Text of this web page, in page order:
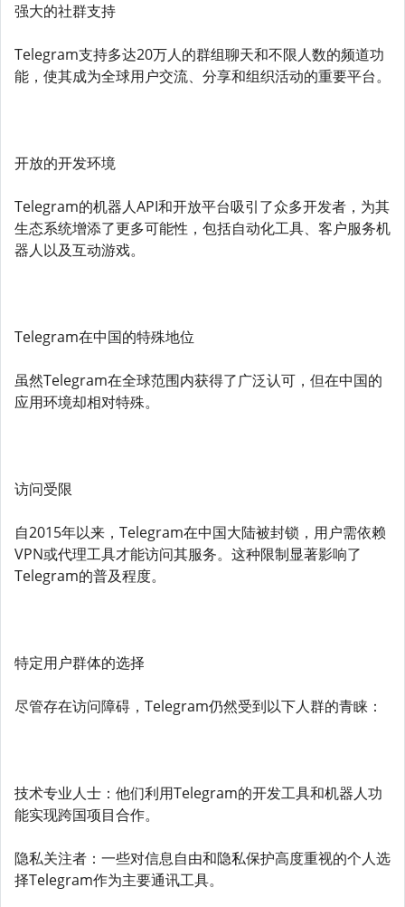
强大的社群支持
Telegram支持多达20万人的群组聊天和不限人数的频道功
能，使其成为全球用户交流、分享和组织活动的重要平台。
开放的开发环境
Telegram的机器人API和开放平台吸引了众多开发者，为其
生态系统增添了更多可能性，包括自动化工具、客户服务机
器人以及互动游戏。
Telegram在中国的特殊地位
虽然Telegram在全球范围内获得了广泛认可，但在中国的
应用环境却相对特殊。
访问受限
自2015年以来，Telegram在中国大陆被封锁，用户需依赖
VPN或代理工具才能访问其服务。这种限制显著影响了
Telegram的普及程度。
特定用户群体的选择
尽管存在访问障碍，Telegram仍然受到以下人群的青睐：
技术专业人士：他们利用Telegram的开发工具和机器人功
能实现跨国项目合作。
隐私关注者：一些对信息自由和隐私保护高度重视的个人选
择Telegram作为主要通讯工具。